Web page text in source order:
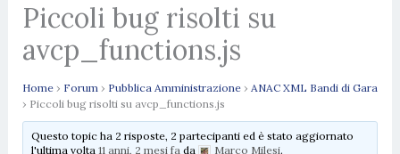
Piccoli bug risolti su
avcp_functions.js
Home › Forum › Pubblica Amministrazione › ANAC XML Bandi di Gara
› Piccoli bug risolti su avcp_functions.js
Questo topic ha 2 risposte, 2 partecipanti ed è stato aggiornato
l'ultima volta 11 anni, 2 mesi fada Marco Milesi.